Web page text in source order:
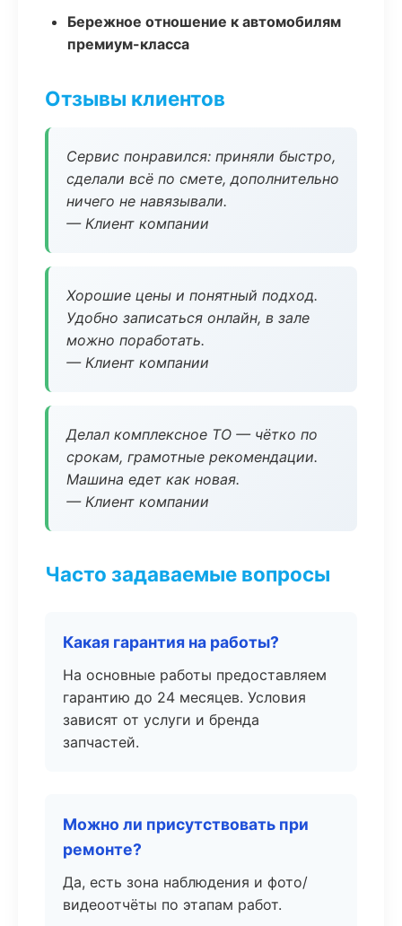
Бережное отношение к автомобилям
премиум-класса
Отзывы клиентов
Сервис понравился: приняли быстро,
сделали всё по смете, дополнительно
ничего не навязывали.
— Клиент компании
Хорошие цены и понятный подход.
Удобно записаться онлайн, в зале
можно поработать.
— Клиент компании
Делал комплексное ТО — чётко по
срокам, грамотные рекомендации.
Машина едет как новая.
— Клиент компании
Часто задаваемые вопросы
Какая гарантия на работы?
На основные работы предоставляем
гарантию до 24 месяцев. Условия
зависят от услуги и бренда
запчастей.
Можно ли присутствовать при
ремонте?
Да, есть зона наблюдения и фото/
видеоотчёты по этапам работ.